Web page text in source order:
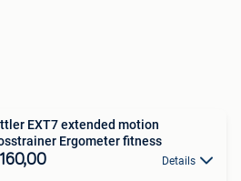
EXT7 extended motion
Ergometer fitness
Details